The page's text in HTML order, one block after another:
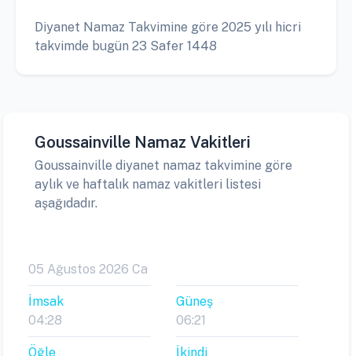
Diyanet Namaz Takvimine göre 2025 yılı hicri
takvimde bugün 23 Safer 1448
Goussainville Namaz Vakitleri
Goussainville diyanet namaz takvimine göre
aylık ve haftalık namaz vakitleri listesi
aşağıdadır.
05 Ağustos 2026 Ca
İmsak
04:28
Güneş
06:21
Öğle
İkindi